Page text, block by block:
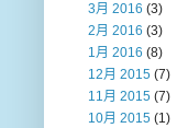
3月 2016 (3)
2月 2016 (3)
1月 2016 (8)
12月 2015 (7)
11月 2015 (7)
10月 2015 (1)